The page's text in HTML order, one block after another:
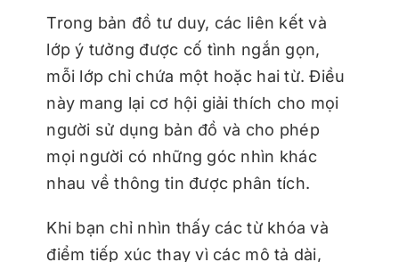
Trong bản đồ tư duy, các liên kết và
lớp ý tưởng được cố tình ngắn gọn,
mỗi lớp chỉ chứa một hoặc hai từ. Điều
này mang lại cơ hội giải thích cho mọi
người sử dụng bản đồ và cho phép
mọi người có những góc nhìn khác
nhau về thông tin được phân tích.
Khi bạn chỉ nhìn thấy các từ khóa và
điểm tiếp xúc thay vì các mô tả dài,